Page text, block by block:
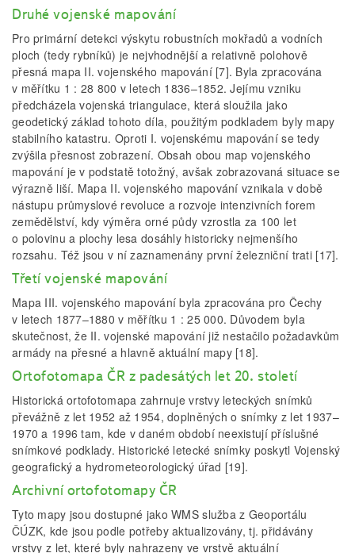
Druhé vojenské mapování
Pro primární detekci výskytu robustních mokřadů a vodních
ploch (tedy rybníků) je nejvhodnější a relativně polohově
přesná mapa II. vojenského mapování [7]. Byla zpracována
v měřítku 1 : 28 800 v letech 1836–1852. Jejímu vzniku
předcházela vojenská triangulace, která sloužila jako
geodetický základ tohoto díla, použitým podkladem byly mapy
stabilního katastru. Oproti I. vojenskému mapování se tedy
zvýšila přesnost zobrazení. Obsah obou map vojenského
mapování je v podstatě totožný, avšak zobrazovaná situace se
výrazně liší. Mapa II. vojenského mapování vznikala v době
nástupu průmyslové revoluce a rozvoje intenzivních forem
zemědělství, kdy výměra orné půdy vzrostla za 100 let
o polovinu a plochy lesa dosáhly historicky nejmenšího
rozsahu. Též jsou v ní zaznamenány první železniční trati [17].
Třetí vojenské mapování
Mapa III. vojenského mapování byla zpracována pro Čechy
v letech 1877–1880 v měřítku 1 : 25 000. Důvodem byla
skutečnost, že II. vojenské mapování již nestačilo požadavkům
armády na přesné a hlavně aktuální mapy [18].
Ortofotomapa ČR z padesátých let 20. století
Historická ortofotomapa zahrnuje vrstvy leteckých snímků
převážně z let 1952 až 1954, doplněných o snímky z let 1937–
1970 a 1996 tam, kde v daném období neexistují příslušné
snímkové podklady. Historické letecké snímky poskytl Vojenský
geografický a hydrometeorologický úřad [19].
Archivní ortofotomapy ČR
Tyto mapy jsou dostupné jako WMS služba z Geoportálu
ČÚZK, kde jsou podle potřeby aktualizovány, tj. přidávány
vrstvy z let, které byly nahrazeny ve vrstvě aktuální